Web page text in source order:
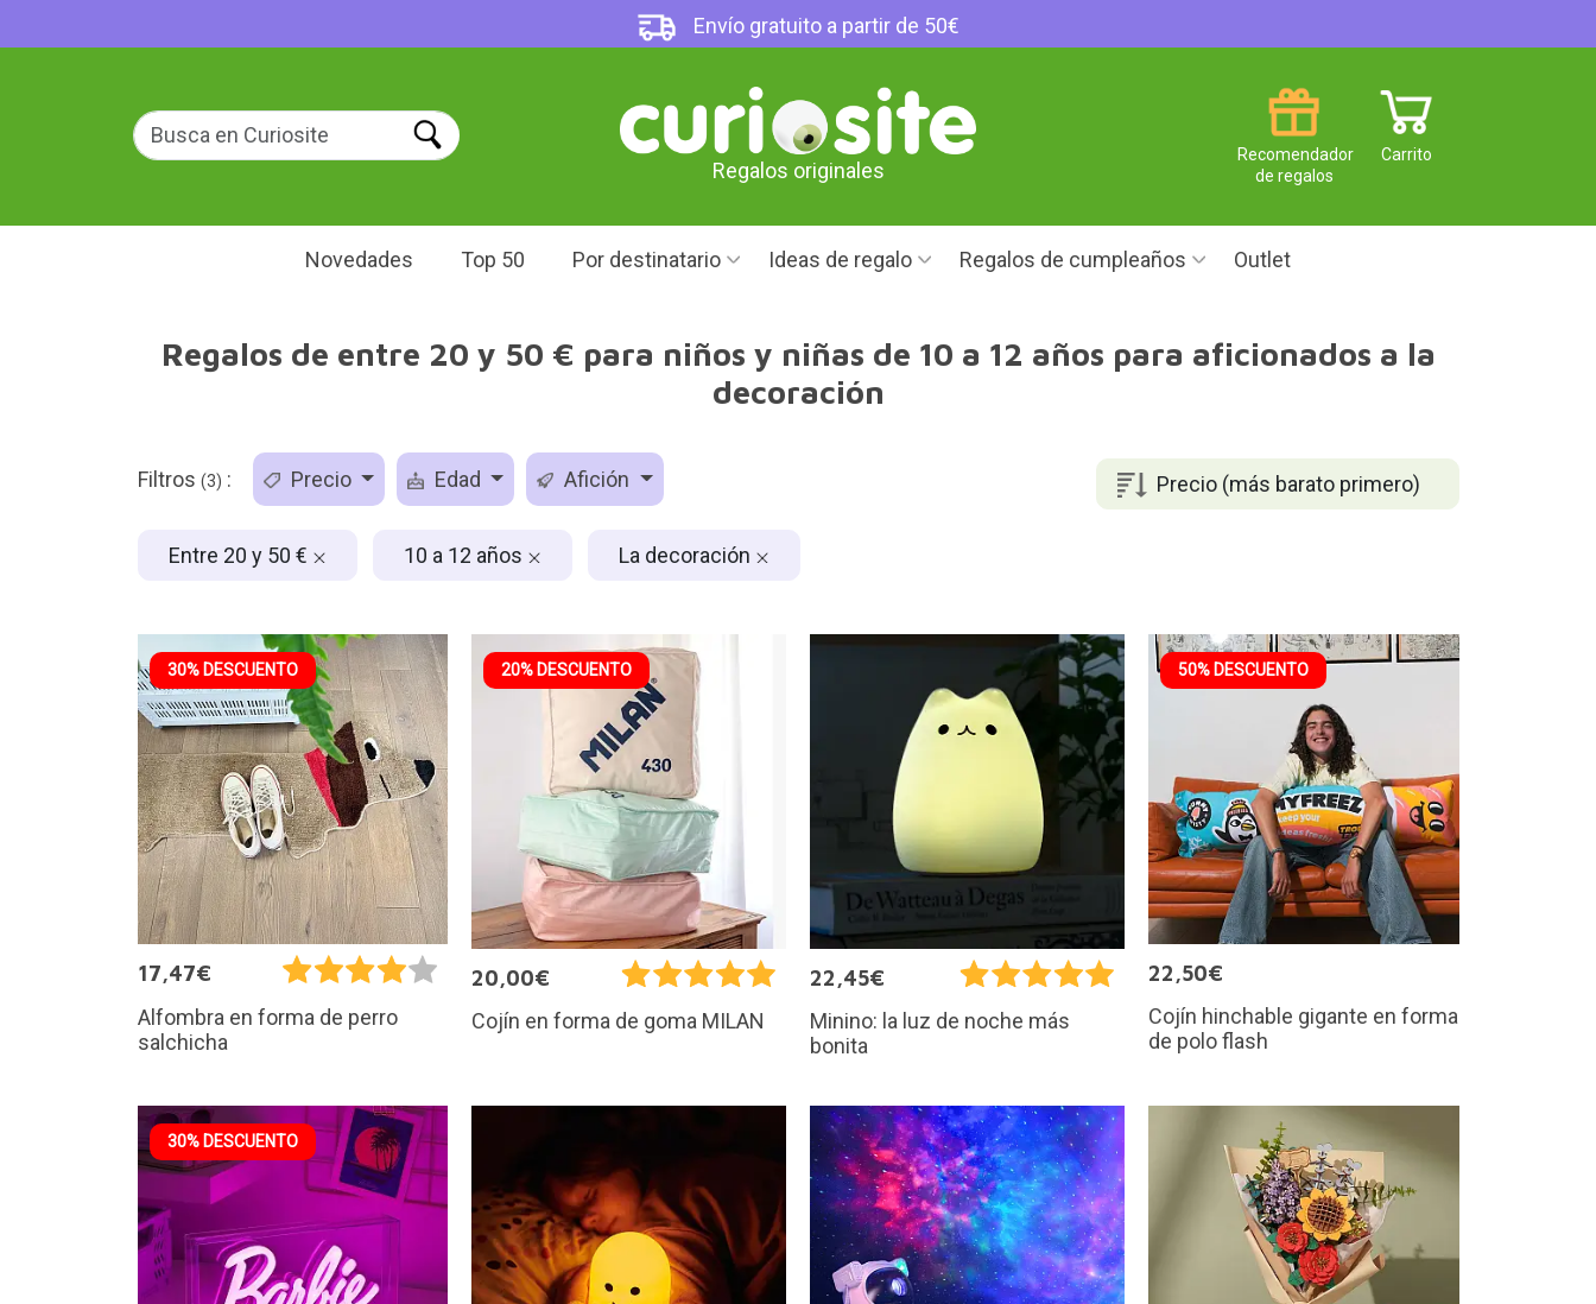
Envío gratuito a partir de 50€
Regalos originales
Carrito
Recomendador
de regalos
Novedades Top 50 Por destinatario Ideas de regalo Regalos de cumpleaños Outlet
Regalos de entre 20 y 50 € para niños y niñas de 10 a 12 años para aficionados a la
decoración
Precio (más barato primero)
Filtros (3) : Precio Edad Afición
Entre 20 y 50 € 10 a 12 años La decoración
30% DESCUENTO
17,47€
Alfombra en forma de perro
salchicha
20% DESCUENTO
20,00€
Cojín en forma de goma MILAN
22,45€
Minino: la luz de noche más
bonita
50% DESCUENTO
22,50€
Cojín hinchable gigante en forma
de polo flash
30% DESCUENTO